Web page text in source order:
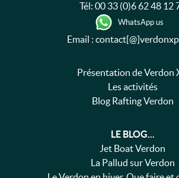
Tél: 00 33 (0)6 62 48 12
WhatsApp us
Email :
Présentation de Verdon
Les activités
Blog Rafting Verdon
LE BLOG...
Jet Boat Verdon
La Pallud sur Verdon